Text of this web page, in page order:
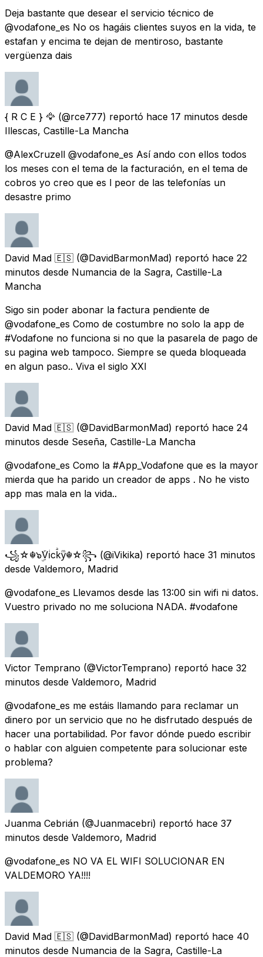
Deja bastante que desear el servicio técnico de
@vodafone_es No os hagáis clientes suyos en la vida, te
estafan y encima te dejan de mentiroso, bastante
vergüenza dais
{ R C E } 🦅 (@rce777) reportó hace 17 minutos desde
Illescas, Castille-La Mancha
@AlexCruzell @vodafone_es Así ando con ellos todos
los meses con el tema de la facturación, en el tema de
cobros yo creo que es l peor de las telefonías un
desastre primo
David Mad 🇪🇸 (@DavidBarmonMad) reportó hace 22
minutos desde Numancia de la Sagra, Castille-La
Mancha
Sigo sin poder abonar la factura pendiente de
@vodafone_es Como de costumbre no solo la app de
#Vodafone no funciona si no que la pasarela de pago de
su pagina web tampoco. Siempre se queda bloqueada
en algun paso.. Viva el siglo XXI
David Mad 🇪🇸 (@DavidBarmonMad) reportó hace 24
minutos desde Seseña, Castille-La Mancha
@vodafone_es Como la #App_Vodafone que es la mayor
mierda que ha parido un creador de apps . No he visto
app mas mala en la vida..
꧁☆☬๖ۣۜViͥckͣyͫ☬☆꧂ (@iVikika) reportó hace 31 minutos
desde Valdemoro, Madrid
@vodafone_es Llevamos desde las 13:00 sin wifi ni datos.
Vuestro privado no me soluciona NADA. #vodafone
Victor Temprano (@VictorTemprano) reportó hace 32
minutos desde Valdemoro, Madrid
@vodafone_es me estáis llamando para reclamar un
dinero por un servicio que no he disfrutado después de
hacer una portabilidad. Por favor dónde puedo escribir
o hablar con alguien competente para solucionar este
problema?
Juanma Cebrián (@Juanmacebri) reportó hace 37
minutos desde Valdemoro, Madrid
@vodafone_es NO VA EL WIFI SOLUCIONAR EN
VALDEMORO YA!!!!
David Mad 🇪🇸 (@DavidBarmonMad) reportó hace 40
minutos desde Numancia de la Sagra, Castille-La